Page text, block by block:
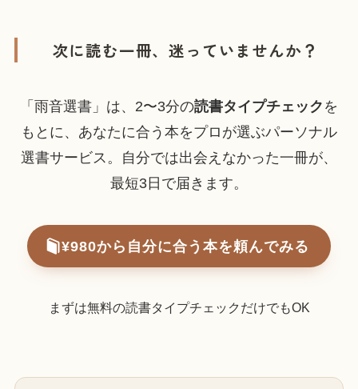
次に読む一冊、迷っていませんか？
「雨音選書」は、2〜3分の読書タイプチェック を
もとに、あなたに合う本をプロが選ぶパーソナル
選書サービス。自分では出会えなかった一冊が、
最短3日で届きます。
¥980から自分に合う本を頼んでみる
まずは無料の読書タイプチェックだけでもOK